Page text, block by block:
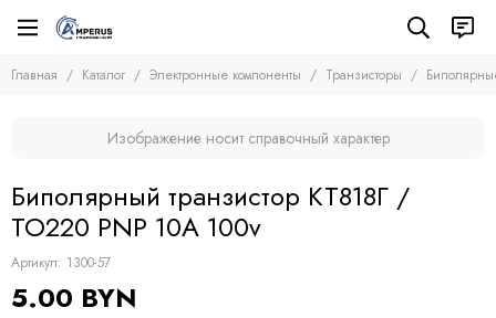
Электронные компоненты
Транзисторы
Транзисторы
Биполярные транзисторы (BJTs)
Тиристоры и симисторы
Модули
Резисторы
Предохранители
Главная Каталог Электронные компоненты Транзисторы
Изображение носит справочный характер
Биполярный транзистор КТ818Г /
TO220 PNP 10A 100v
Артикул: 1300-57
5.00 BYN